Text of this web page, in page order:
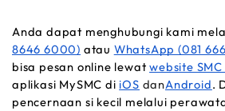
Anda dapat menghubungi kami
8646 6000) atau WhatsApp (081
bisa pesan online lewat website
aplikasi MySMC di iOS danAndroid.
pencernaan si kecil melalui